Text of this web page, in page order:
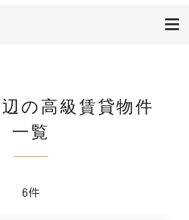
の高級賃貸物件
一覧
6件